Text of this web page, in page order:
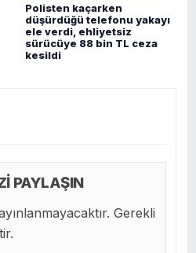
Polisten kaçarken
düşürdüğü telefonu yakayı
ele verdi, ehliyetsiz
sürücüye 88 bin TL ceza
kesildi
PAYLAŞIN
Gerekli